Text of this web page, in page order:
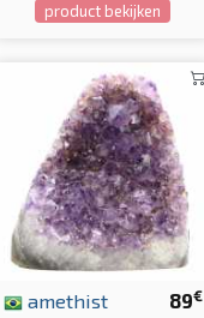
product bekijken
89€
amethist